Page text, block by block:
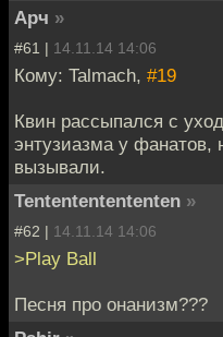
Арч »
#61 | 14.11.14 14:06
Кому: Talmach, #19
Квин рассыпался с
энтузиазма у фанатов,
вызывали.
Tentententententen »
#62 | 14.11.14 14:06
>Play Ball
Песня про онанизм???